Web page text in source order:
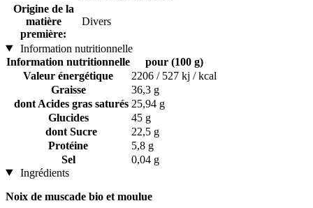
Origine de la
matière
première:
Divers
Information nutritionnelle
Information nutritionnelle
pour (100 g)
Valeur énergétique
2206 / 527 kj / kcal
Graisse
36,3 g
dont Acides gras saturés 25,94 g
Glucides
45 g
dont Sucre
22,5 g
Protéine
5,8 g
Sel
0,04 g
Ingrédients
Noix de muscade bio et moulue